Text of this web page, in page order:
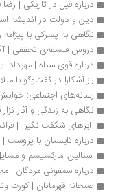
درباره فیل در تاریکی | رضا فکری
دین و دولت در اندیشه
نگاهی به پسرکی با پیژامه
دروس فلسفه‌ی تحققی | آگوست
درباره قوی سیاه | مهرداد اینانلو
راز آشکارا در گفت‌وگو با میلاد کیایی
رسانه‌های اجتماعی: خوانش
نگاهی به زندگی و آثار نزار قبانی |
ابرهای شگفت‌انگیز  | فرانسواز
درباره تابستان با پروست | راضیه
استالین، مارکسیسم و مسایل
درباره سمفونی مردگان | مجتبی
صبحانه قهرمانان | کورت ونه‌گات